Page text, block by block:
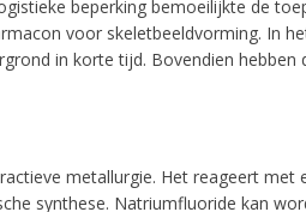
beperking bemoeilijkte de
voor skeletbeeldvorming. In
in korte tijd. Bovendien
metallurgie. Het reageert
synthese. Natriumfluoride kan
order value of €50.00